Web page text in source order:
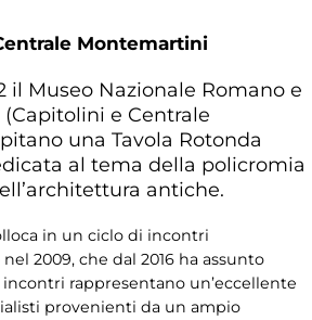
Montemartini
il Museo Nazionale Romano e
e Centrale
una Tavola Rotonda
al tema della policromia
antiche.
in un ciclo di incontri
2009, che dal 2016 ha assunto
rappresentano un’eccellente
provenienti da un ampio